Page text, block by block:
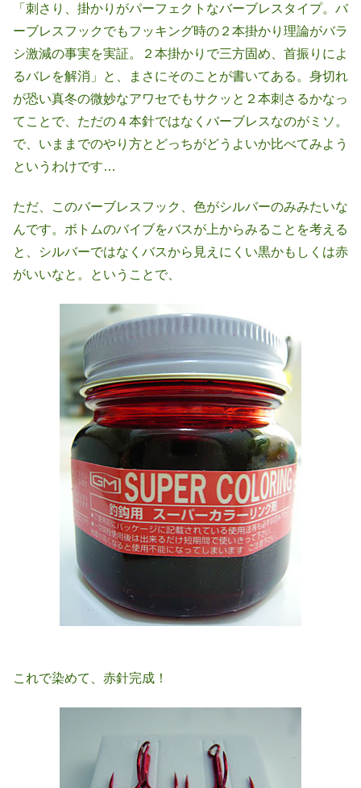
「刺さり、掛かりがパーフェクトなバーブレスタイプ。バ
ーブレスフックでもフッキング時の２本掛かり理論がバラ
シ激減の事実を実証。２本掛かりで三方固め、首振りによ
るバレを解消」と、まさにそのことが書いてある。身切れ
が恐い真冬の微妙なアワセでもサクッと２本刺さるかなっ
てことで、ただの４本針ではなくバーブレスなのがミソ。
で、いままでのやり方とどっちがどうよいか比べてみよう
というわけです…
ただ、このバーブレスフック、色がシルバーのみみたいな
んです。ボトムのバイブをバスが上からみることを考える
と、シルバーではなくバスから見えにくい黒かもしくは赤
がいいなと。ということで、
これで染めて、赤針完成！